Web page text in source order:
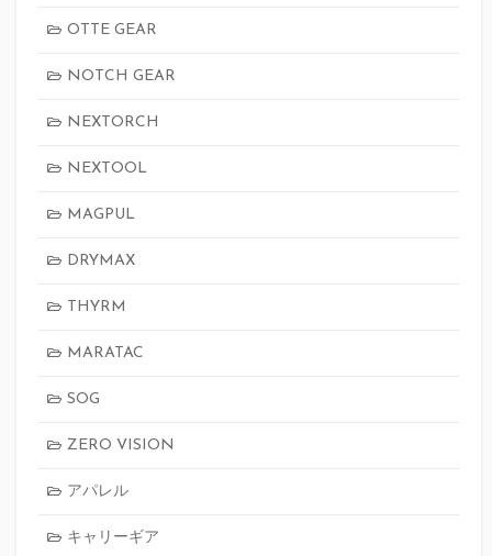
OTTE GEAR
NOTCH GEAR
NEXTORCH
NEXTOOL
MAGPUL
DRYMAX
THYRM
MARATAC
SOG
ZERO VISION
アパレル
キャリーギア